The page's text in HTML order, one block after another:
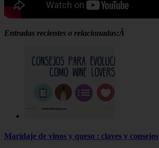
Entradas recientes o relacionadas:Â
Maridaje de vinos y queso : claves y consejos